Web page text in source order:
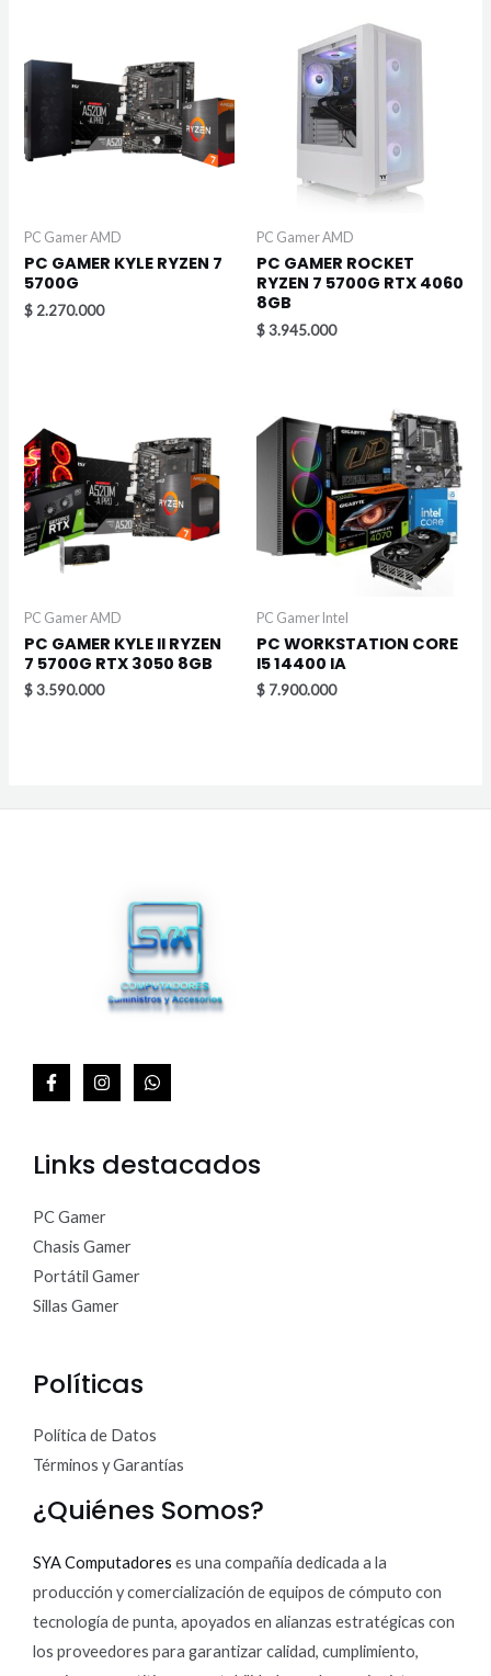
PC Gamer AMD
PC GAMER KYLE RYZEN 7
5700G
$ 2.270.000
PC Gamer AMD
PC GAMER ROCKET
RYZEN 7 5700G RTX 4060
8GB
$3.945.000
PC Gamer AMD
PC GAMER KYLE II RYZEN
7 5700G RTX 3050 8GB
$3.590.000
PC Gamer Intel
PC WORKSTATION CORE
I5 14400 IA
$ 7.900.000
Links destacados
PC Gamer
Chasis Gamer
Portátil Gamer
Sillas Gamer
Políticas
Política de Datos
Términos y Garantías
¿Quiénes Somos?
SYA Computadores es una compañía dedicada a la
producción y comercialización de equipos de cómputo con
tecnología de punta, apoyados en alianzas estratégicas con
los proveedores para garantizar calidad, cumplimiento,